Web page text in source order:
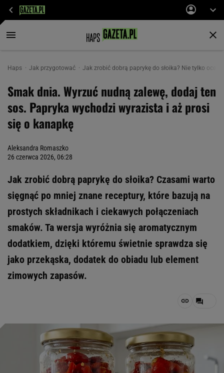
Haps Jak przygotować Jak zrobić dobrą paprykę do słoika? Nie tylko ocet,
Smak dnia. Wyrzuć nudną zalewę, dodaj ten
sos. Papryka wychodzi wyrazista i aż prosi
się o kanapkę
Aleksandra Romaszko
26 czerwca 2026, 06:28
Jak zrobić dobrą paprykę do słoika? Czasami warto
sięgnąć po mniej znane receptury, które bazują na
prostych składnikach i ciekawych połączeniach
smaków. Ta wersja wyróżnia się aromatycznym
dodatkiem, dzięki któremu świetnie sprawdza się
jako przekąska, dodatek do obiadu lub element
zimowych zapasów.